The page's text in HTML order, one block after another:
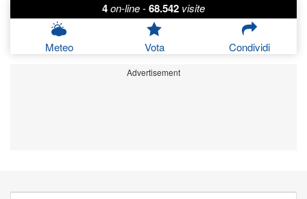
4on-line-68.542 visite
Meteo Vota Condividi
Advertisement